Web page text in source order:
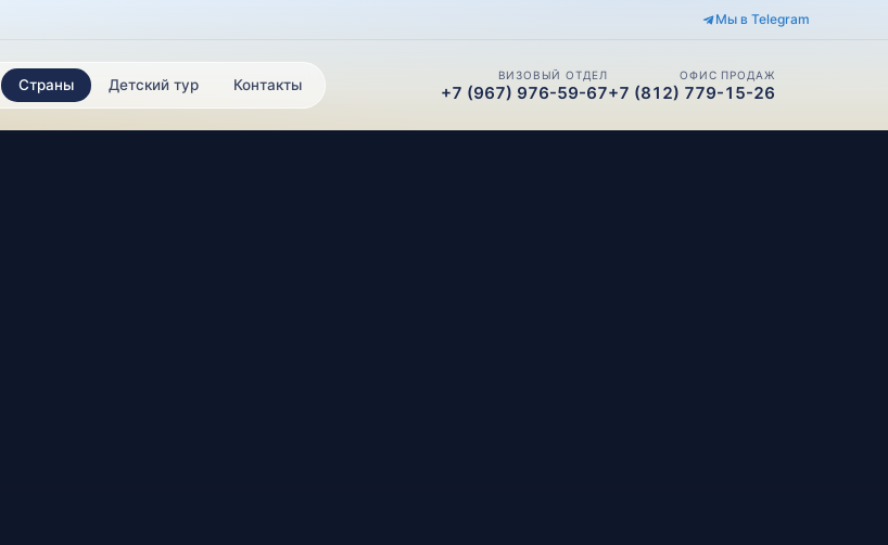
Мы в Telegram
Страны Детский тур Контакты
ВИЗОВЫЙ ОТДЕЛ
+7 (967) 976-59-67
ОФИС ПРОДАЖ
+7 (812) 779-15-26